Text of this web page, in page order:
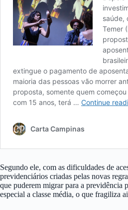
Segundo ele, com as dificuldades de
previdenciários criadas pelas novas
que puderem migrar para a previdência
especial a classe média, o que fragiliza